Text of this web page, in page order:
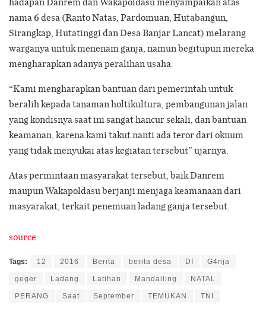
nama 6 desa (Ranto Natas, Pardomuan, Hutabangun,
Sirangkap, Hutatinggi dan Desa Banjar Lancat) melarang
warganya untuk menenam ganja, namun begitupun mereka
mengharapkan adanya peralihan usaha.
“Kami mengharapkan bantuan dari pemerintah untuk
beralih kepada tanaman holtikultura, pembangunan jalan
yang kondisnya saat ini sangat hancur sekali, dan bantuan
keamanan, karena kami takut nanti ada teror dari oknum
yang tidak menyukai atas kegiatan tersebut” ujarnya.
Atas permintaan masyarakat tersebut, baik Danrem
maupun Wakapoldasu berjanji menjaga keamanaan dari
masyarakat, terkait penemuan ladang ganja tersebut.
source
Tags: 12 2016 Berita berita desa DI G4nja
geger Ladang Latihan Mandailing NATAL
PERANG Saat September TEMUKAN TNI